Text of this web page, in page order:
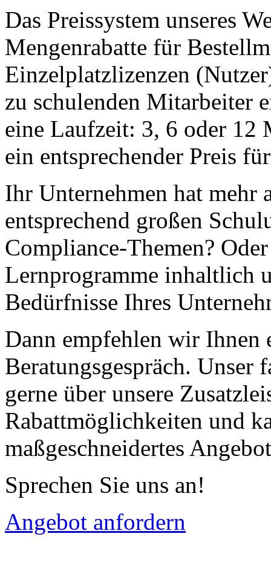
Das Preissystem unseres
Mengenrabatte für
Einzelplatzlizenzen
zu schulenden Mitarbeiter
eine Laufzeit: 3, 6 oder 12
ein entsprechender Preis
Ihr Unternehmen hat mehr
entsprechend großen
Compliance-Themen?
Lernprogramme inhaltlich
Bedürfnisse Ihres
Dann empfehlen wir Ihnen
Beratungsgespräch. Unser
gerne über unsere
Rabattmöglichkeiten und
maßgeschneidertes
Sprechen Sie uns an!
Angebot anfordern